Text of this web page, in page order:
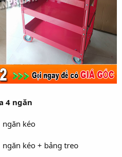
4 ngăn
ngăn kéo
ngăn kéo + bảng treo